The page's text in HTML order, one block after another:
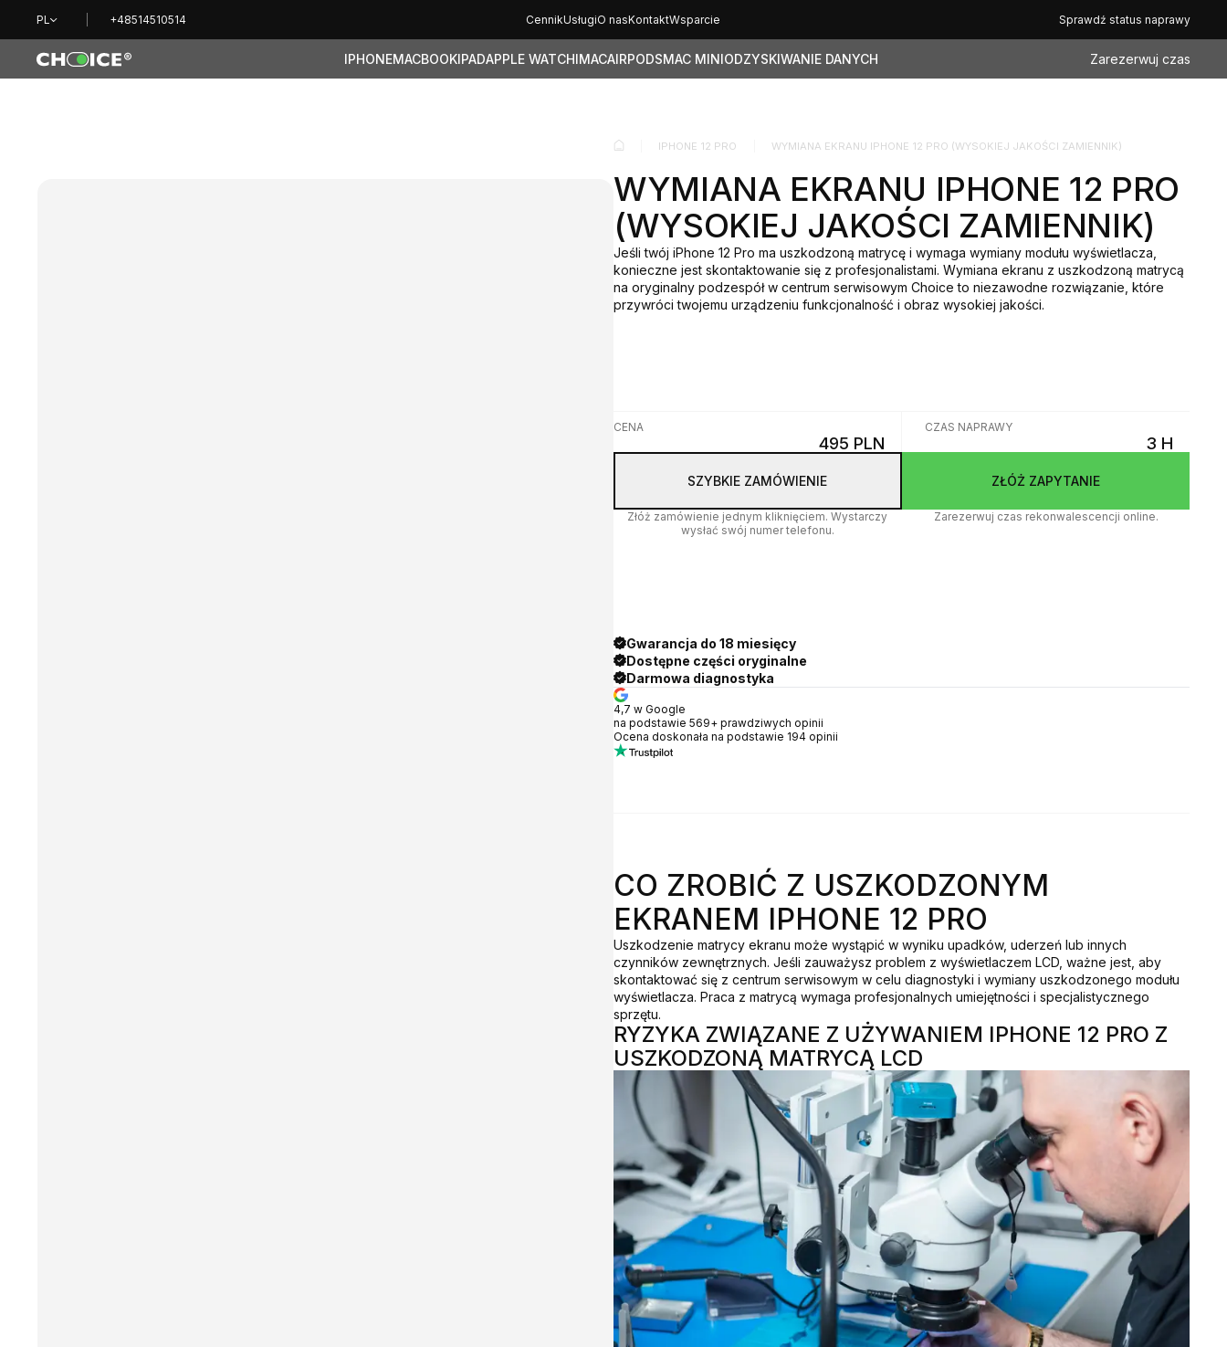
PL +48514510514 CennikUsługiO nasKontaktWsparcie Sprawdź status naprawy
IPHONEMACBOOKIPADAPPLE WATCHIMACAIRPODSMAC MINIODZYSKIWANIE DANYCH Zarezerwuj czas
IPHONE 12 PRO WYMIANA EKRANU IPHONE 12 PRO (WYSOKIEJ JAKOŚCI ZAMIENNIK)
WYMIANA EKRANU IPHONE 12 PRO
(WYSOKIEJ JAKOŚCI ZAMIENNIK)
Jeśli twój iPhone 12 Pro ma uszkodzoną matrycę i wymaga wymiany modułu wyświetlacza,
konieczne jest skontaktowanie się z profesjonalistami. Wymiana ekranu z uszkodzoną matrycą
na oryginalny podzespół w centrum serwisowym Choice to niezawodne rozwiązanie, które
przywróci twojemu urządzeniu funkcjonalność i obraz wysokiej jakości.
CENA
495 PLN
CZAS NAPRAWY
3 H
SZYBKIE ZAMÓWIENIE
Złóż zamówienie jednym kliknięciem. Wystarczy
wysłać swój numer telefonu.
ZŁÓŻ ZAPYTANIE
Zarezerwuj czas rekonwalescencji online.
Gwarancja do 18 miesięcy
Dostępne części oryginalne
Darmowa diagnostyka
4,7 w Google
na podstawie 569+ prawdziwych opinii
Ocena doskonała na podstawie 194 opinii
CO ZROBIĆ Z USZKODZONYM
EKRANEM IPHONE 12 PRO
Uszkodzenie matrycy ekranu może wystąpić w wyniku upadków, uderzeń lub innych
czynników zewnętrznych. Jeśli zauważysz problem z wyświetlaczem LCD, ważne jest, aby
skontaktować się z centrum serwisowym w celu diagnostyki i wymiany uszkodzonego modułu
wyświetlacza. Praca z matrycą wymaga profesjonalnych umiejętności i specjalistycznego
sprzętu.
RYZYKA ZWIĄZANE Z UŻYWANIEM IPHONE 12 PRO Z
USZKODZONĄ MATRYCĄ LCD